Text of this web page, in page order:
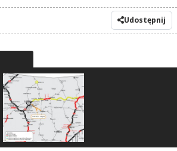
Udostępnij